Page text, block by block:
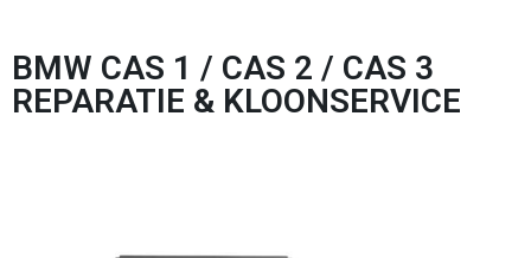
BMW CAS 1 / CAS 2 / CAS 3
REPARATIE & KLOONSERVICE